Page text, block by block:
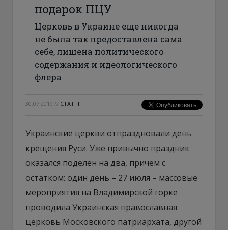
подарок ПЦУ
Церковь в Украине еще никогда
не была так предоставлена сама
себе, лишена политического
содержания и идеологического
флера
30.07.2019 // СТАТТІ
Украинские церкви отпраздновали день
крещения Руси. Уже привычно праздник
оказался поделен на два, причем с
остатком: один день – 27 июля – массовые
мероприятия на Владимирской горке
проводила Украинская православная
церковь Московского патриархата, другой